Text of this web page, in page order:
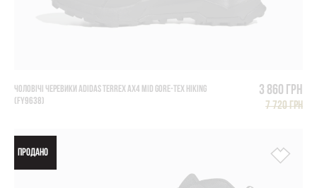
ЧОЛОВІЧІ ЧЕРЕВИКИ ADIDAS TERREX AX4 MID GORE-TEX HIKING
(FY9638)
3 860 грн
7 720 грн
ПРОДАНО